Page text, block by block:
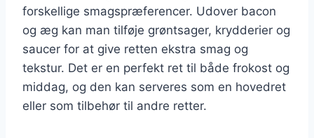
forskellige smagspræferencer. Udover bacon
og æg kan man tilføje grøntsager, krydderier og
saucer for at give retten ekstra smag og
tekstur. Det er en perfekt ret til både frokost og
middag, og den kan serveres som en hovedret
eller som tilbehør til andre retter.